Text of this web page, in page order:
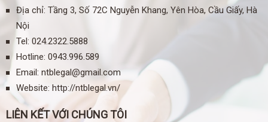
Địa chỉ: Tầng 3, Số 72C Nguyễn Khang, Yên Hòa, Cầu Giấy, Hà
Nội
Tel: 024.2322.5888
Hotline: 0943.996.589
Email: ntblegal@gmail.com
Website: http://ntblegal.vn/
LIÊN KẾT VỚI CHÚNG TÔI